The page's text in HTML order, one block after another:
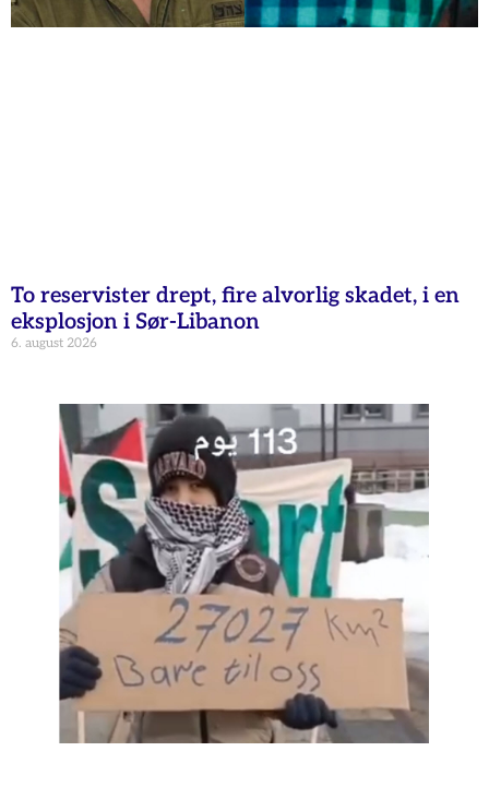
To reservister drept, fire alvorlig skadet, i en
eksplosjon i Sør-Libanon
6. august 2026